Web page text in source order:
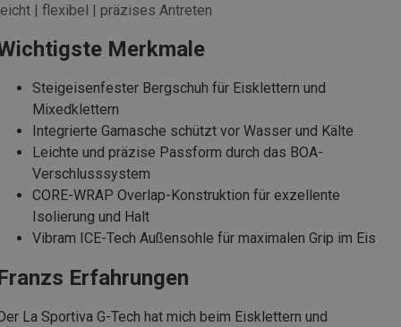
| flexibel | präzises Antreten
Merkmale
Steigeisenfester Bergschuh für Eisklettern und
Mixedklettern
Integrierte Gamasche schützt vor Wasser und Kälte
Leichte und präzise Passform durch das BOA-
Verschlusssystem
CORE-WRAP Overlap-Konstruktion für exzellente
Isolierung und Halt
Vibram ICE-Tech Außensohle für maximalen Grip im Eis
Erfahrungen
La Sportiva G-Tech hat mich beim Eisklettern und